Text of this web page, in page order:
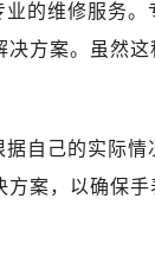
的维修服务
方案。虽然
自己的实际
案，以确保手